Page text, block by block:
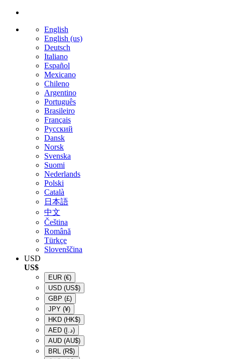
English
English (us)
Deutsch
Italiano
Español
Mexicano
Chileno
Argentino
Português
Brasileiro
Français
Русский
Dansk
Norsk
Svenska
Suomi
Nederlands
Polski
Català
日本語
中文
Čeština
Română
Türkçe
Slovenščina
USD
US$
EUR (€)
USD (US$)
GBP (£)
JPY (¥)
HKD (HK$)
AED
(د.إ)
AUD (AU$)
BRL (R$)